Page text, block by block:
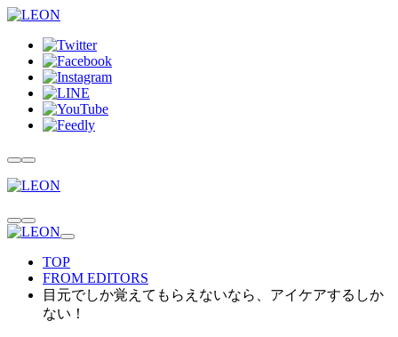
TOP
FROM EDITORS
目元でしか覚えてもらえないなら、アイケアするしか
ない！